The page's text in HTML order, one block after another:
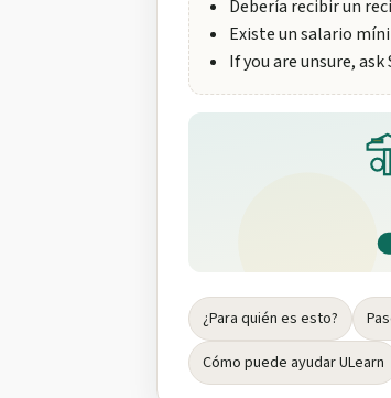
Debería recibir un
Existe un salario
If you are unsure,
¿Para quién es esto?
Cómo puede ayudar ULearn